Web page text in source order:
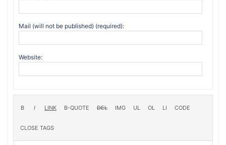
Mail (will not be published) (required):
Website: